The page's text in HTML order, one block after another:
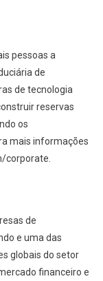
pessoas a
de
de tecnologia
reservas
os
mais informações
corporate.
de
e uma das
globais do setor
financeiro e